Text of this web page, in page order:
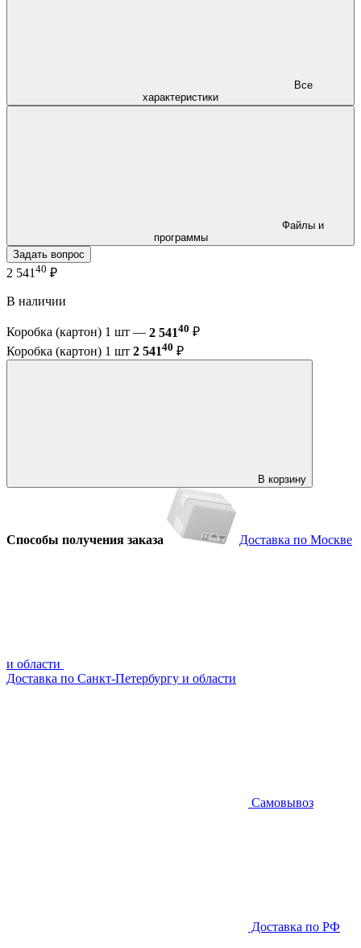
характеристики
программы
Задать вопрос
2 541 40 ₽
В наличии
Коробка (картон) 1 шт — 2 54140 ₽
Коробка (картон) 1 шт 2 54140 ₽
В корзину
Способы получения заказа Доставка по Москве
и области
Доставка по Санкт-Петербургу и области
Самовывоз
Доставка по РФ